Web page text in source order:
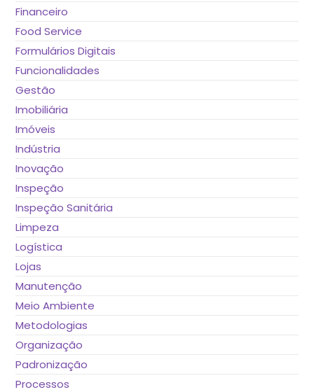
Financeiro
Food Service
Formulários Digitais
Funcionalidades
Gestão
Imobiliária
Imóveis
Indústria
Inovação
Inspeção
Inspeção Sanitária
Limpeza
Logística
Lojas
Manutenção
Meio Ambiente
Metodologias
Organização
Padronização
Processos